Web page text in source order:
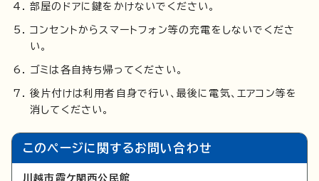
部屋のドアに鍵をかけないでください。
コンセントからスマートフォン等の充電をしないでくださ
い。
ゴミは各自持ち帰ってください。
後片付けは利用者自身で行い、最後に電気、エアコン等を
消してください。
このページに関するお問い合わせ
川越市霞ケ関西公民館